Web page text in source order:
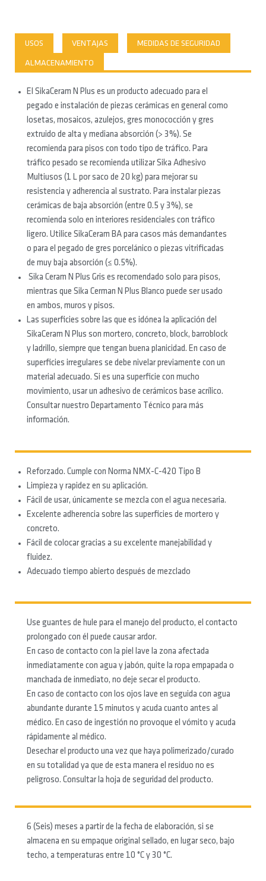
USOS VENTAJAS MEDIDAS DE SEGURIDAD
ALMACENAMIENTO
El SikaCeram N Plus es un producto adecuado para el
pegado e instalación de piezas cerámicas en general como
losetas, mosaicos, azulejos, gres monococción y gres
extruido de alta y mediana absorción (> 3%). Se
recomienda para pisos con todo tipo de tráfico. Para
tráfico pesado se recomienda utilizar Sika Adhesivo
Multiusos (1 L por saco de 20 kg) para mejorar su
resistencia y adherencia al sustrato. Para instalar piezas
cerámicas de baja absorción (entre 0.5 y 3%), se
recomienda solo en interiores residenciales con tráfico
ligero. Utilice SikaCeram BA para casos más demandantes
o para el pegado de gres porcelánico o piezas vitrificadas
de muy baja absorción (≤ 0.5%).
Sika Ceram N Plus Gris es recomendado solo para pisos,
mientras que Sika Cerman N Plus Blanco puede ser usado
en ambos, muros y pisos.
Las superficies sobre las que es idónea la aplicación del
SikaCeram N Plus son mortero, concreto, block, barroblock
y ladrillo, siempre que tengan buena planicidad. En caso de
superficies irregulares se debe nivelar previamente con un
material adecuado. Si es una superficie con mucho
movimiento, usar un adhesivo de cerámicos base acrílico.
Consultar nuestro Departamento Técnico para más
información.
Reforzado. Cumple con Norma NMX-C-420 Tipo B
Limpieza y rapidez en su aplicación.
Fácil de usar, únicamente se mezcla con el agua necesaria.
Excelente adherencia sobre las superficies de mortero y
concreto.
Fácil de colocar gracias a su excelente manejabilidad y
fluidez.
Adecuado tiempo abierto después de mezclado
Use guantes de hule para el manejo del producto, el contacto
prolongado con él puede causar ardor.
En caso de contacto con la piel lave la zona afectada
inmediatamente con agua y jabón, quite la ropa empapada o
manchada de inmediato, no deje secar el producto.
En caso de contacto con los ojos lave en seguida con agua
abundante durante 15 minutos y acuda cuanto antes al
médico. En caso de ingestión no provoque el vómito y acuda
rápidamente al médico.
Desechar el producto una vez que haya polimerizado/curado
en su totalidad ya que de esta manera el residuo no es
peligroso. Consultar la hoja de seguridad del producto.
6 (Seis) meses a partir de la fecha de elaboración, si se
almacena en su empaque original sellado, en lugar seco, bajo
techo, a temperaturas entre 10 °C y 30 °C.